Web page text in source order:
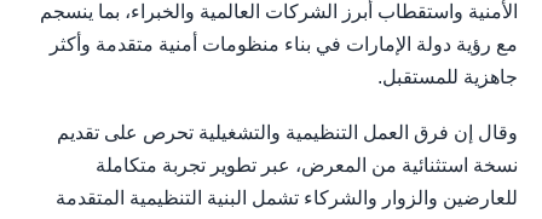
الأمنية واستقطاب أبرز الشركات العالمية والخبراء، بما ينسجم
مع رؤية دولة الإمارات في بناء منظومات أمنية متقدمة وأكثر
جاهزية للمستقبل.
وقال إن فرق العمل التنظيمية والتشغيلية تحرص على تقديم
نسخة استثنائية من المعرض، عبر تطوير تجربة متكاملة
للعارضين والزوار والشركاء تشمل البنية التنظيمية المتقدمة